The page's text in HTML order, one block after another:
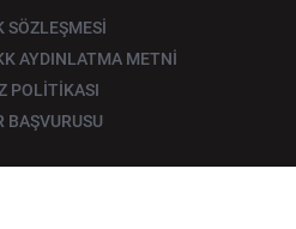
SÖZLEŞMESİ
AYDINLATMA METNİ
POLİTİKASI
BAŞVURUSU